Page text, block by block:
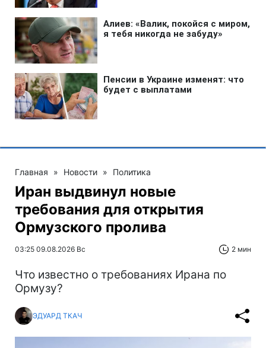
Главная » Новости » Политика
Иран выдвинул новые
требования для открытия
Ормузского пролива
03:25 09.08.2026 Вс 2 мин
Что известно о требованиях Ирана по
Ормузу?
ЭДУАРД ТКАЧ